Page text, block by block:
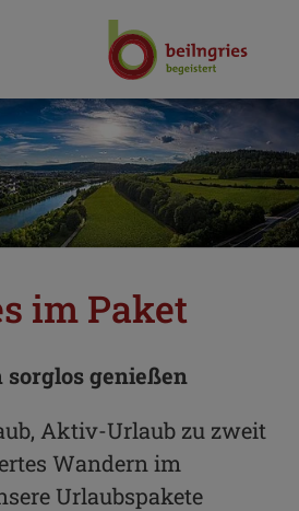
im Paket
genießen
Aktiv-Urlaub zu zweit
Wandern im
Urlaubspakete